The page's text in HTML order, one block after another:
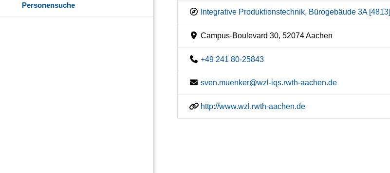
Personensuche
Integrative Produktionstechnik, Bürogebäude 3A [4813]
Campus-Boulevard 30, 52074 Aachen
+49 241 80-25843
sven.muenker@wzl-iqs.rwth-aachen.de
http://www.wzl.rwth-aachen.de